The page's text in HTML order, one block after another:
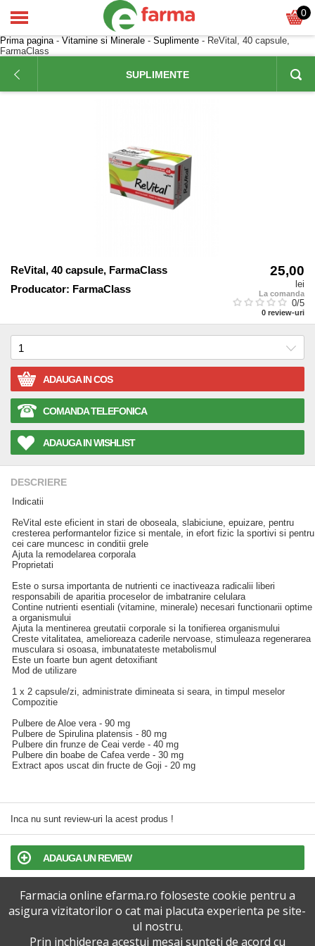
0
Prima pagina- Vitamine si Minerale - Suplimente - ReVital, 40 capsule,
FarmaClass
SUPLIMENTE
ReVital, 40 capsule, FarmaClass
Producator: FarmaClass
25,00
lei
La comanda
0/5
0 review-uri
ADAUGA IN COS
COMANDA TELEFONICA
ADAUGA IN WISHLIST
DESCRIERE
Indicatii
ReVital este eficient in stari de oboseala, slabiciune, epuizare, pentru
cresterea performantelor fizice si mentale, in efort fizic la sportivi si pentru
cei care muncesc in conditii grele
Ajuta la remodelarea corporala
Proprietati
Este o sursa importanta de nutrienti ce inactiveaza radicalii liberi
responsabili de aparitia proceselor de imbatranire celulara
Contine nutrienti esentiali (vitamine, minerale) necesari functionarii optime
a organismului
Ajuta la mentinerea greutatii corporale si la tonifierea organismului
Creste vitalitatea, amelioreaza caderile nervoase, stimuleaza regenerarea
musculara si osoasa, imbunatateste metabolismul
Este un foarte bun agent detoxifiant
Mod de utilizare
1 x 2 capsule/zi, administrate dimineata si seara, in timpul meselor
Compozitie
Pulbere de Aloe vera - 90 mg
Pulbere de Spirulina platensis - 80 mg
Pulbere din frunze de Ceai verde - 40 mg
Pulbere din boabe de Cafea verde - 30 mg
Extract apos uscat din fructe de Goji - 20 mg
Inca nu sunt review-uri la acest produs !
ADAUGA UN REVIEW
TERMENI SI CONDITII
POLITICA DE CONFIDENTIALITATE
Farmacia online efarma.ro foloseste cookie pentru a
asigura vizitatorilor o cat mai placuta experienta pe site-
ul nostru.
Prin inchiderea acestui mesaj sunteti de acord cu